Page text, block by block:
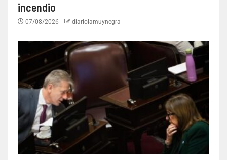
incendio
07/08/2026 diariolamuynegra